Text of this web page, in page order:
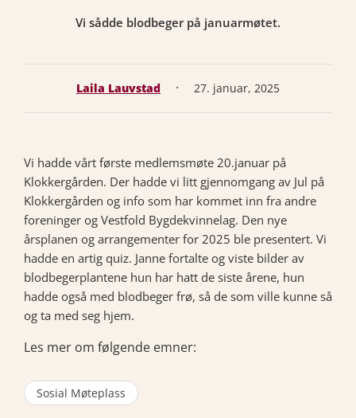
Vi sådde blodbeger på januarmøtet.
Laila Lauvstad · 27. januar, 2025
Vi hadde vårt første medlemsmøte 20.januar på
Klokkergården. Der hadde vi litt gjennomgang av Jul på
Klokkergården og info som har kommet inn fra andre
foreninger og Vestfold Bygdekvinnelag. Den nye
årsplanen og arrangementer for 2025 ble presentert. Vi
hadde en artig quiz. Janne fortalte og viste bilder av
blodbegerplantene hun har hatt de siste årene, hun
hadde også med blodbeger frø, så de som ville kunne så
og ta med seg hjem.
Les mer om følgende emner:
Sosial Møteplass